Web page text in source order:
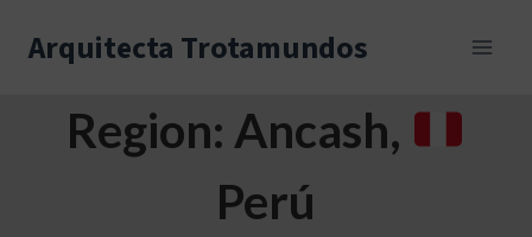
content
Arquitecta Trotamundos
Region: Ancash,
Perú